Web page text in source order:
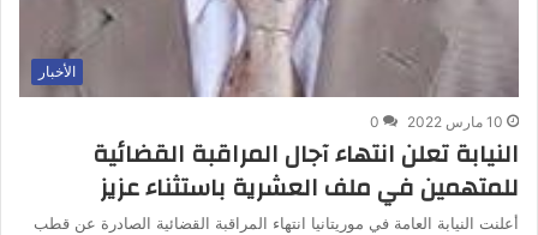
الأخبار
10 مارس 2022 0
النيابة تعلن انتهاء آجال المراقبة القضائية
للمتهمين في ملف العشرية باستثناء عزيز
أعلنت النيابة العامة في موريتانيا انتهاء المراقبة القضائية الصادرة عن قطب